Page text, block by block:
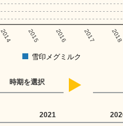
2014 2015 2016 2017 2018
雪印メグミルク
時期を選択
2021